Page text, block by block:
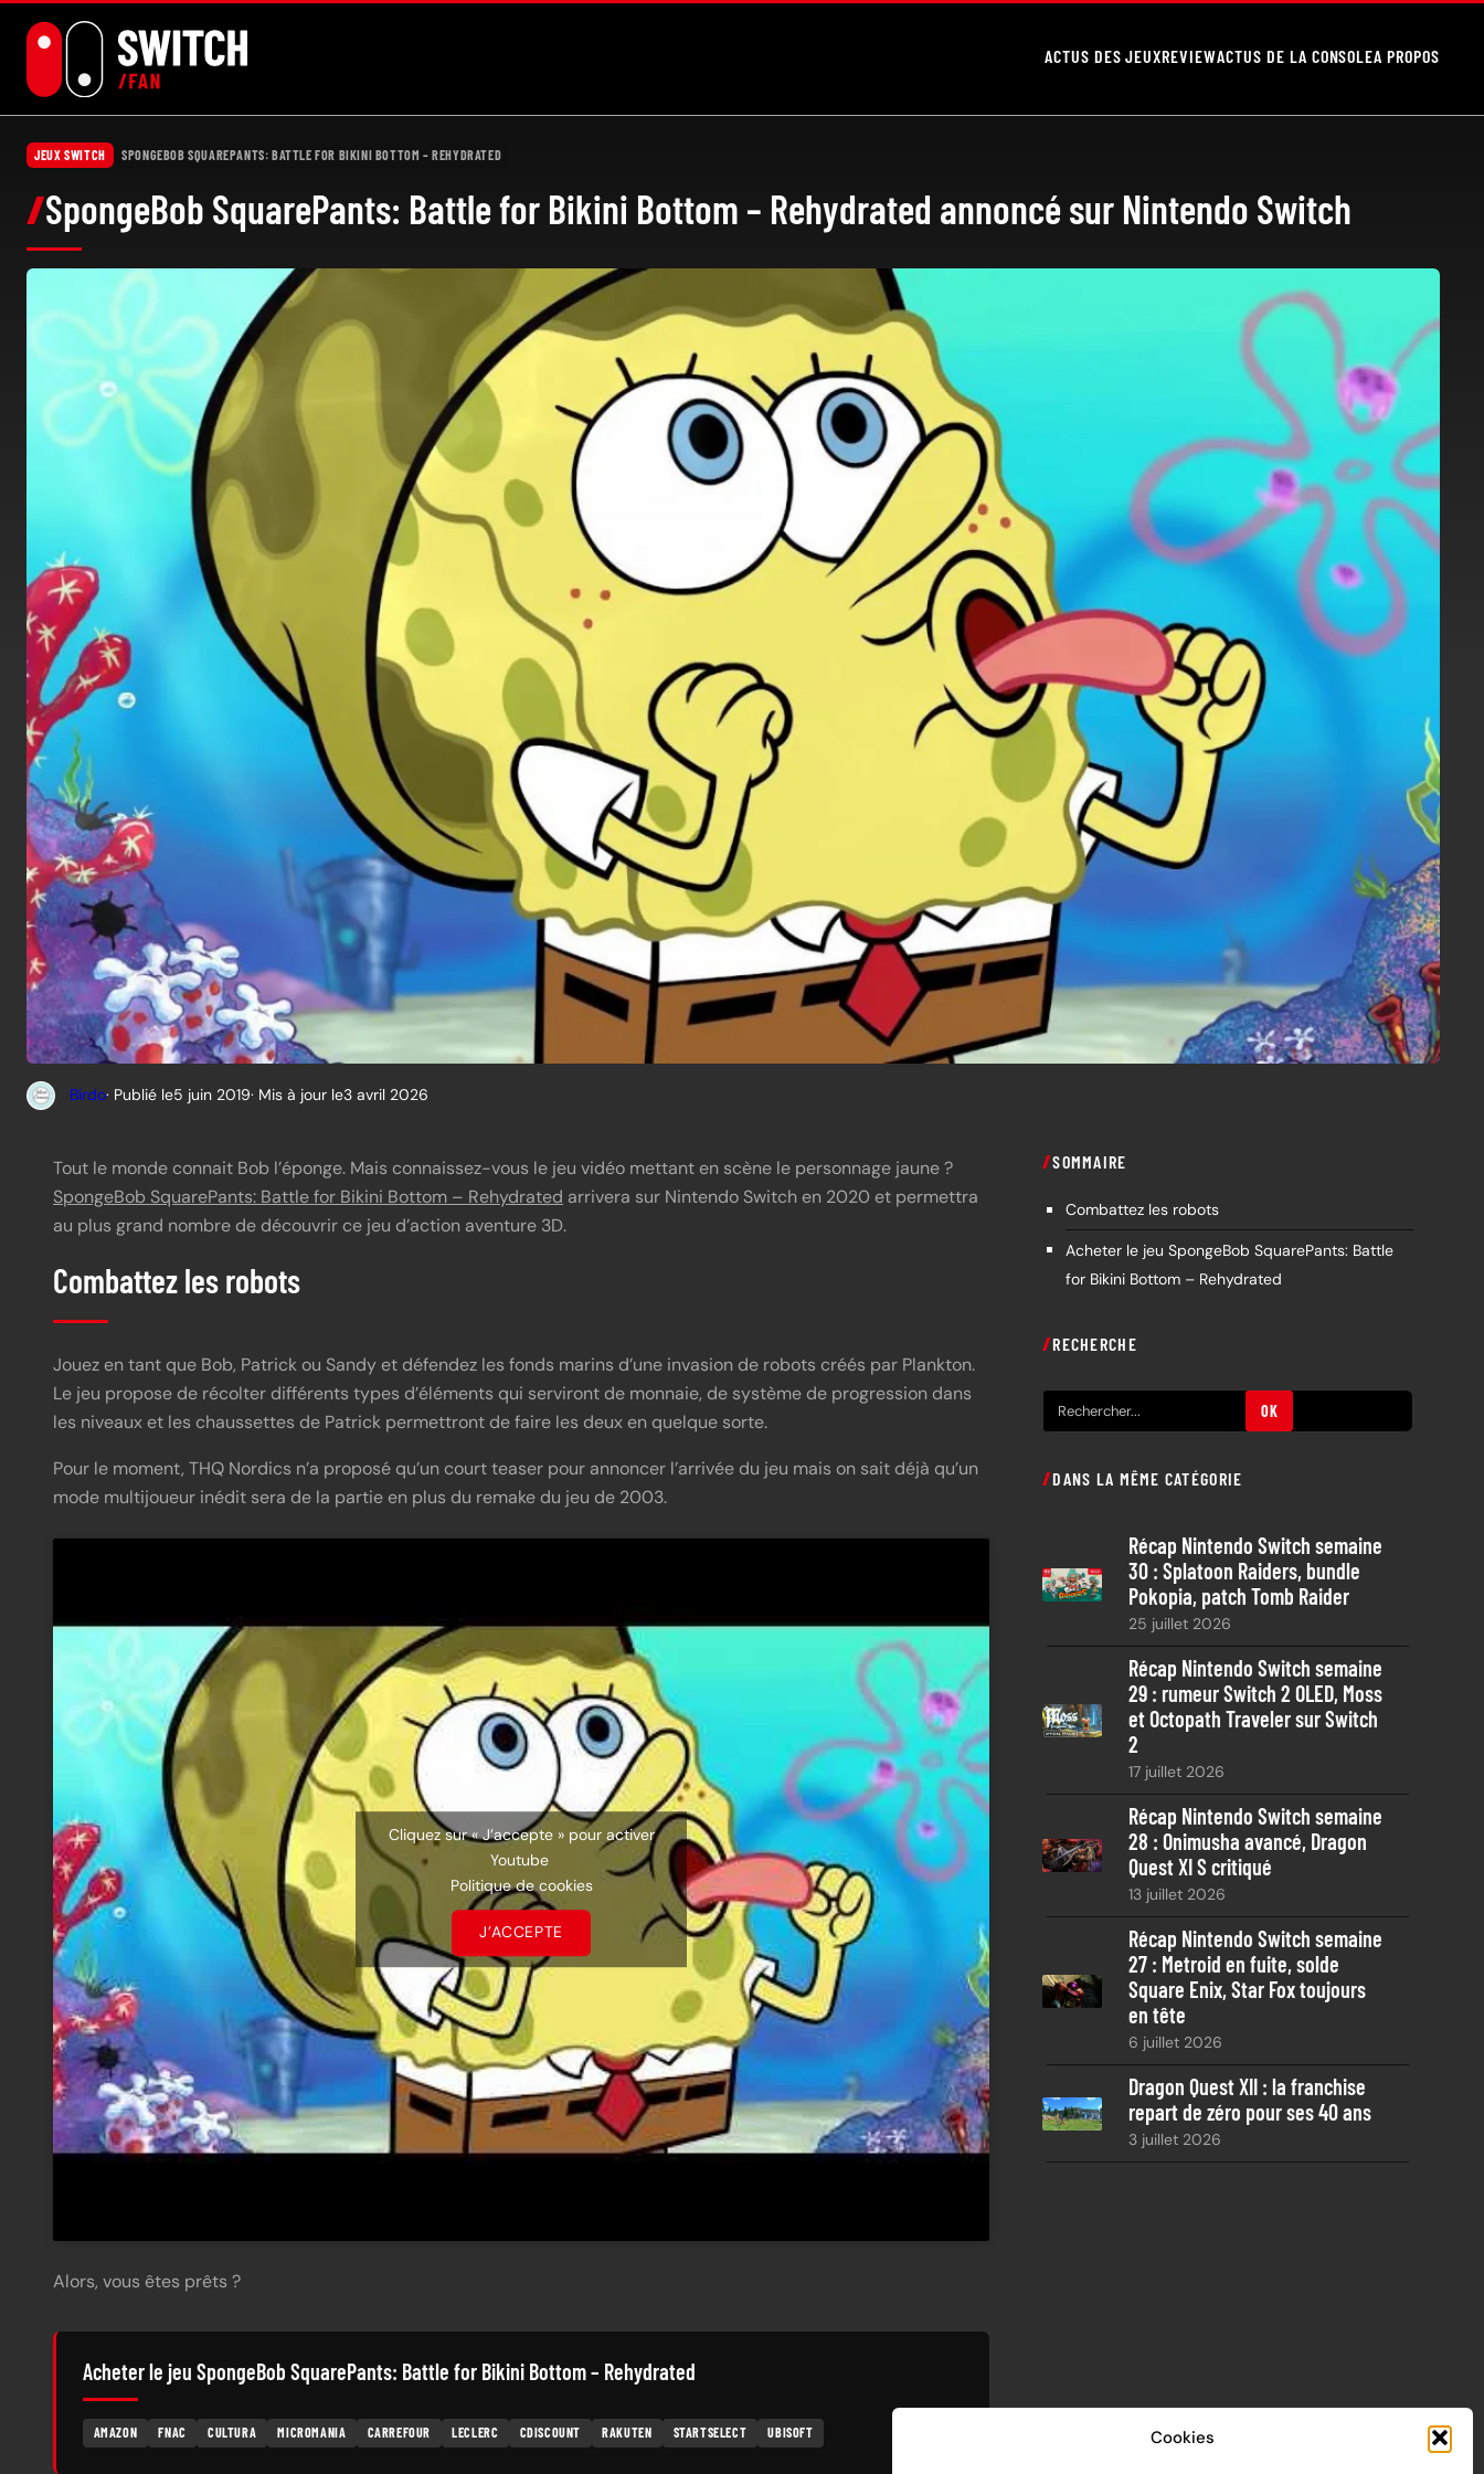
Cookies
ACTUS DES JEUXREVIEWACTUS DE LA CONSOLEA PROPOS
JEUX SWITCH SPONGEBOB SQUAREPANTS: BATTLE FOR BIKINI BOTTOM – REHYDRATED
SpongeBob SquarePants: Battle for Bikini Bottom – Rehydrated annoncé sur Nintendo Switch
Birdo· Publié le5 juin 2019· Mis à jour le3 avril 2026
Tout le monde connait Bob l’éponge. Mais connaissez-vous le jeu vidéo mettant en scène le personnage jaune ?
SpongeBob SquarePants: Battle for Bikini Bottom – Rehydrated arrivera sur Nintendo Switch en 2020 et permettra
au plus grand nombre de découvrir ce jeu d’action aventure 3D.
Combattez les robots
Jouez en tant que Bob, Patrick ou Sandy et défendez les fonds marins d’une invasion de robots créés par Plankton.
Le jeu propose de récolter différents types d’éléments qui serviront de monnaie, de système de progression dans
les niveaux et les chaussettes de Patrick permettront de faire les deux en quelque sorte.
Pour le moment, THQ Nordics n’a proposé qu’un court teaser pour annoncer l’arrivée du jeu mais on sait déjà qu’un
mode multijoueur inédit sera de la partie en plus du remake du jeu de 2003.
Cliquez sur « J’accepte » pour activer
Youtube
Politique de cookies
J’ACCEPTE
Alors, vous êtes prêts ?
Acheter le jeu SpongeBob SquarePants: Battle for Bikini Bottom – Rehydrated
AMAZON FNAC CULTURA MICROMANIA CARREFOUR LECLERC CDISCOUNT RAKUTEN STARTSELECT UBISOFT
SOMMAIRE
Combattez les robots
Acheter le jeu SpongeBob SquarePants: Battle
for Bikini Bottom – Rehydrated
RECHERCHE
e
h
c
h
OK
DANS LA MÊME CATÉGORIE
Récap Nintendo Switch semaine
30 : Splatoon Raiders, bundle
Pokopia, patch Tomb Raider
25 juillet 2026
Récap Nintendo Switch semaine
29 : rumeur Switch 2 OLED, Moss
et Octopath Traveler sur Switch
2
17 juillet 2026
Récap Nintendo Switch semaine
28 : Onimusha avancé, Dragon
Quest XI S critiqué
13 juillet 2026
Récap Nintendo Switch semaine
27 : Metroid en fuite, solde
Square Enix, Star Fox toujours
en tête
6 juillet 2026
Dragon Quest XII : la franchise
repart de zéro pour ses 40 ans
3 juillet 2026